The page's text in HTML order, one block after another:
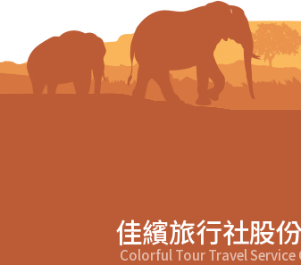
佳繽旅行社股
Colorful Tour Travel Service